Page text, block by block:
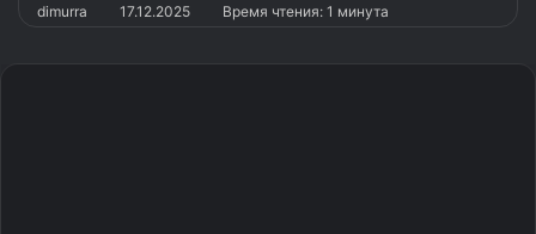
dimurra 17.12.2025 Время чтения: 1 минута